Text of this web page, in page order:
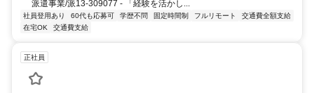
派遣事業/派13-309077 - 「経験を活かし...
社員登用あり 60代も応募可 学歴不問 固定時間制 フルリモート
交通費全額支給
在宅OK
交通費支給
正社員